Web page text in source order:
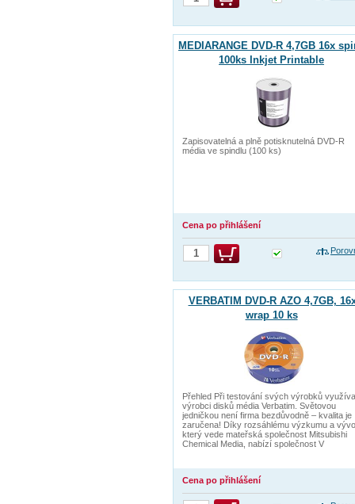
MEDIARANGE DVD-R 4,7GB 16x
100ks Inkjet Printable
Zapisovatelná a plně potisknutelná DVD-R
média ve spindlu (100 ks)
Cena po přihlášení
VERBATIM DVD-R AZO 4,7GB,
wrap 10 ks
Přehled Při testování svých výrobků
výrobci disků média Verbatim. Světovou
jedničkou není firma bezdůvodně – kvalita je
zaručena! Díky rozsáhlému výzkumu a
který vede mateřská společnost Mitsubishi
Chemical Media, nabízí společnost V
Cena po přihlášení